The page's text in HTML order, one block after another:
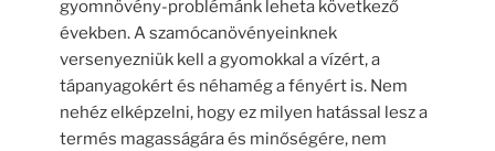
gyomnövény-problémánk leheta következő
években. A szamócanövényeinknek
versenyezniük kell a gyomokkal a vízért, a
tápanyagokért és néhamég a fényért is. Nem
nehéz elképzelni, hogy ez milyen hatással lesz a
termés magasságára és minőségére, nem